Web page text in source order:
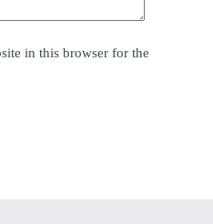
in this browser for the